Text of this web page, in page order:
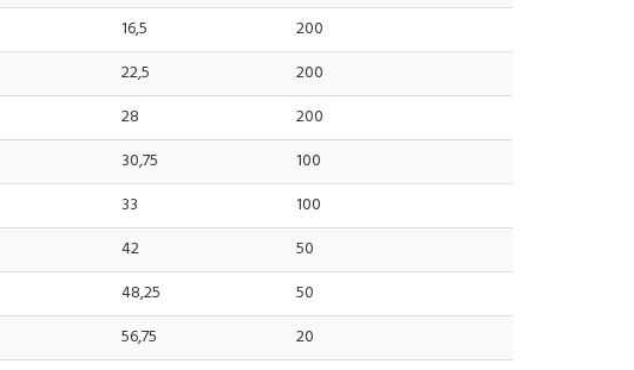
16,5
200
22,5
200
28
200
30,75
100
33
100
42
50
48,25
50
56,75
20